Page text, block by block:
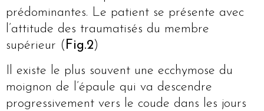
prédominantes. Le patient se présente avec
l’attitude des traumatisés du membre
supérieur ( Fig.2)
Il existe le plus souvent une ecchymose du
moignon de l’épaule qui va descendre
progressivement vers le coude dans les jours